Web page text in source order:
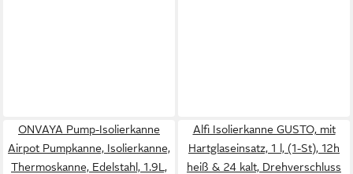
ONVAYA Pump-Isolierkanne
Airpot Pumpkanne, Isolierkanne,
Thermoskanne, Edelstahl, 1.9L,
Alfi Isolierkanne GUSTO, mit
Hartglaseinsatz, 1 l, (1-St), 12h
heiß & 24 kalt, Drehverschluss